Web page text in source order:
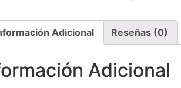
Adicional Reseñas (0)
Adicional